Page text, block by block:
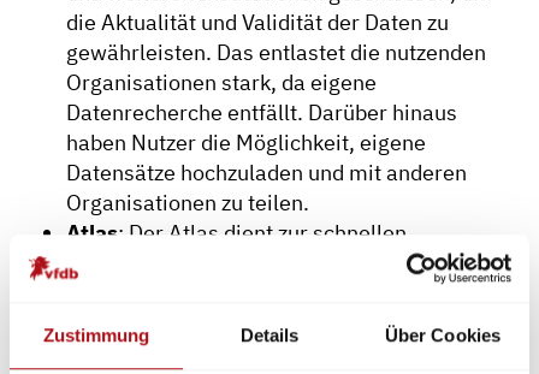
Zustimmung Details Über Cookies
die Aktualität und Validität der Daten zu
gewährleisten. Das entlastet die nutzenden
Organisationen stark, da eigene
Datenrecherche entfällt. Darüber hinaus
haben Nutzer die Möglichkeit, eigene
Datensätze hochzuladen und mit anderen
Organisationen zu teilen.
Atlas: Der Atlas dient zur schnellen
Lagebeurteilung, die eine individuelle
Zusammenstellung relevanter Geodaten
ermöglicht. Neben der klassischen
Kartenansicht bietet der Atlas auch eine 3D-